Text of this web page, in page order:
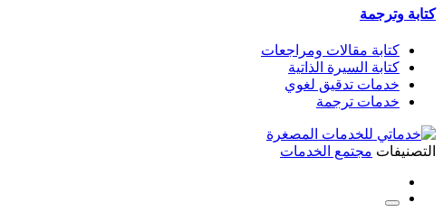
كتابة وترجمة
كتابة مقالات ومراجعات
كتابة السيرة الذاتية
خدمات تدقيق لغوي
خدمات ترجمة
التصنيفات مجتمع الخدمات